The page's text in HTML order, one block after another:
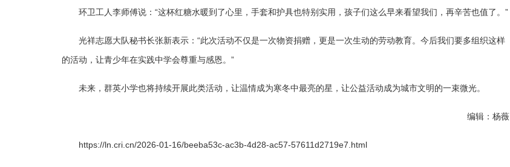
环卫工人李师傅说：“这杯红糖水暖到了心里，手套和护具也特别实用，孩子们这么早来看望我们，再辛苦也值了。”
光祥志愿大队秘书长张新表示：“此次活动不仅是一次物资捐赠，更是一次生动的劳动教育。今后我们要多组织这样
的活动，让青少年在实践中学会尊重与感恩。”
未来，群英小学也将持续开展此类活动，让温情成为寒冬中最亮的星，让公益活动成为城市文明的一束微光。
编辑：杨薇
https://ln.cri.cn/2026-01-16/beeba53c-ac3b-4d28-ac57-57611d2719e7.html
动物扰民带来城市治理新课题